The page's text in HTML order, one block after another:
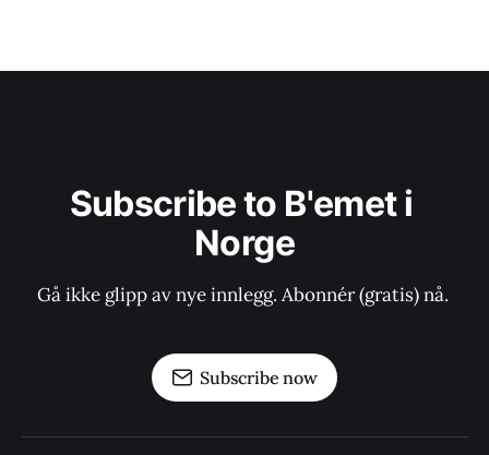
Subscribe to B'emet i
Norge
Gå ikke glipp av nye innlegg. Abonnér (gratis) nå.
Subscribe now